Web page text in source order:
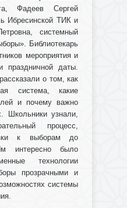
Фадеев Сергей
Ибресинской ТИК и
системный
Библиотекарь
мероприятия и
праздничной даты.
о том, как
система, какие
и почему важно
Школьники узнали,
процесс,
к выборам до
интересно было
технологии
прозрачными и
системы